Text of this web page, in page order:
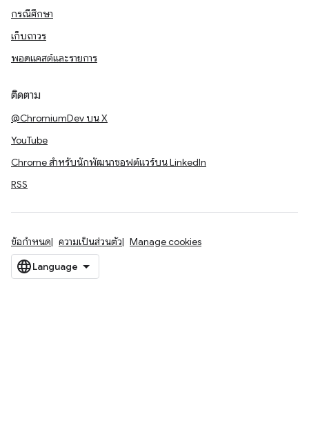
กรณีศึกษา
เก็บถาวร
พอดแคสต์และรายการ
ติดตาม
@ChromiumDev บน X
YouTube
Chrome สำหรับนักพัฒนาซอฟต์แวร์บน LinkedIn
RSS
ข้อกำหนด ความเป็นส่วนตัว Manage cookies